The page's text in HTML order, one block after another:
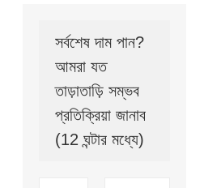
সর্বশেষ দাম পান?
আমরা যত
তাড়াতাড়ি সম্ভব
প্রতিক্রিয়া জানাব
(12 ঘন্টার মধ্যে)